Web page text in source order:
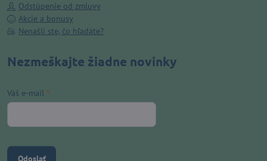
Odstúpenie od zmluvy
Akcie a bonusy
Nenašli ste, čo hľadáte?
Nezmeškajte žiadne novinky
Váš e-mail *
Odoslať